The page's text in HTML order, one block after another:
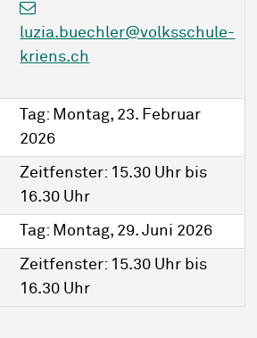
luzia.buechler@volksschule-
kriens.ch
Tag: Montag, 23. Februar
2026
Zeitfenster: 15.30 Uhr bis
16.30 Uhr
Tag: Montag, 29. Juni 2026
Zeitfenster: 15.30 Uhr bis
16.30 Uhr